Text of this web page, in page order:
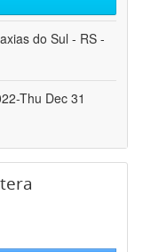
do Sul - RS -
Thu Dec 31